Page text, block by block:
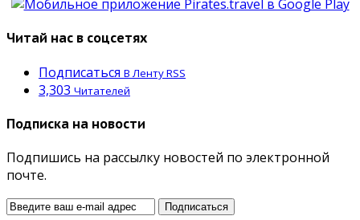
Читай нас в соцсетях
Подписаться В Ленту RSS
3,303 Читателей
Подписка на новости
Подпишись на рассылку новостей по электронной
почте.